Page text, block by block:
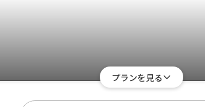
プランを見る